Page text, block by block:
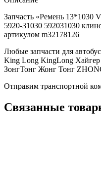
Запчасть «Ремень 13*1030
5920-31030 592031030
артикулом m32178126
Любые запчасти для
King Long KingLong
ЗонгТонг Жонг Тонг
Отправим транспортной
Связанные